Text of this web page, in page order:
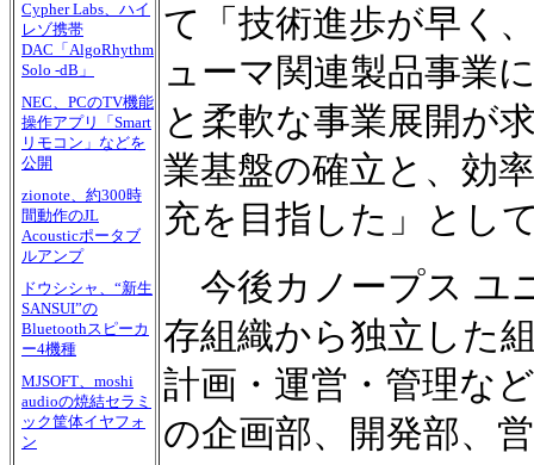
Cypher Labs、ハイ
レゾ携帯
DAC「AlgoRhythm
Solo -dB」
NEC、PCのTV機能
操作アプリ「Smart
リモコン」などを
公開
zionote、約300時
間動作のJL
Acousticポータブ
ルアンプ
ドウシシャ、“新生
SANSUI”の
Bluetoothスピーカ
ー4機種
MJSOFT、moshi
audioの焼結セラミ
ック筐体イヤフォ
ン
て「技術進歩が早く
ューマ関連製品事業
と柔軟な事業展開が
業基盤の確立と、効
充を目指した」とし
今後カノープス ユ
存組織から独立した
計画・運営・管理な
の企画部、開発部、